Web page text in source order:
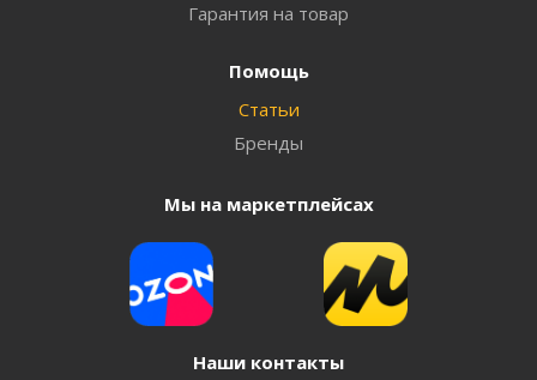
Гарантия на товар
Помощь
Статьи
Бренды
Мы на маркетплейсах
Наши контакты